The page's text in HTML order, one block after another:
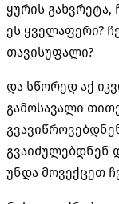
ყურის გახვრეტა,
ეს ყველაფერი?
თავისუფალი?
და სწორედ აქ
გამოსავალი
გვაიძულებდნენ
უნდა მოვექცეთ